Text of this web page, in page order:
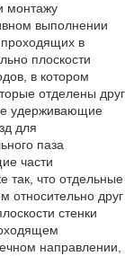
монтажу
выполнении
в
плоскости
в котором
отделены друг
удерживающие
для
паза
части
так, что отдельные
относительно друг
стенки
направлении,